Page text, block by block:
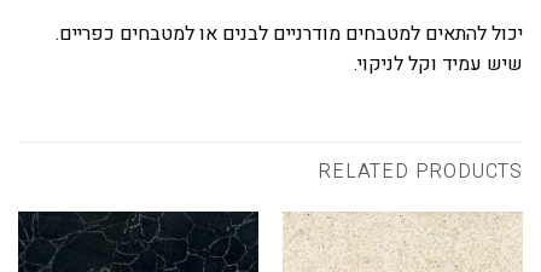
יכול להתאים למטבחים מודרניים לבנים או למטבחים כפריים.
שיש עמיד וקל לניקוי.
RELATED PRODUCTS